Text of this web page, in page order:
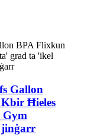
Gallon
Ħieles